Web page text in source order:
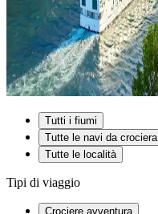
Tutti i fiumi
Tutte le navi da crociera
Tutte le località
Tipi di viaggio
Crociere avventura